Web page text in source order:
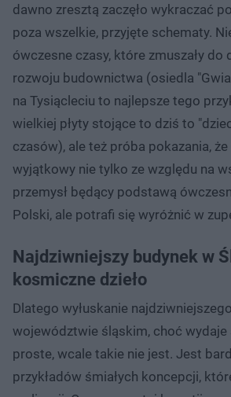
dawno zresztą zaczęło wykraczać
poza wszelkie, przyjęte schematy.
ówczesne czasy, które zmuszały do
rozwoju budownictwa (osiedla
na Tysiącleciu to najlepsze tego
wielkiej płyty stojące to dziś to
czasów), ale też próba pokazania,
wyjątkowy nie tylko ze względu na
przemysł będący podstawą
Polski, ale potrafi się wyróżnić w
Najdziwniejszy budynek w
kosmiczne dzieło
Dlatego wyłuskanie
województwie śląskim, choć wydaje
proste, wcale takie nie jest. Jest
przykładów śmiałych koncepcji,